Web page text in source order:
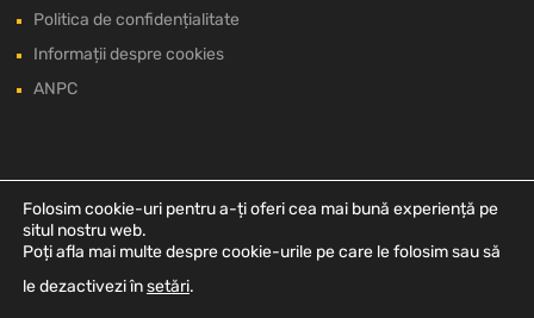
Politica de confidențialitate
Informații despre cookies
ANPC
Folosim cookie-uri pentru a-ți oferi cea mai bună experiență pe
situl nostru web.
Poți afla mai multe despre cookie-urile pe care le folosim sau să
le dezactivezi însetări.